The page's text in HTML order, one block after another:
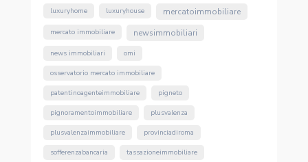
luxuryhome luxuryhouse mercatoimmobiliare
mercato immobiliare newsimmobiliari
news immobiliari omi
osservatorio mercato immobiliare
patentinoagenteimmobiliare pigneto
pignoramentoimmobiliare plusvalenza
plusvalenzaimmobiliare provinciadiroma
sofferenzabancaria tassazioneimmobiliare